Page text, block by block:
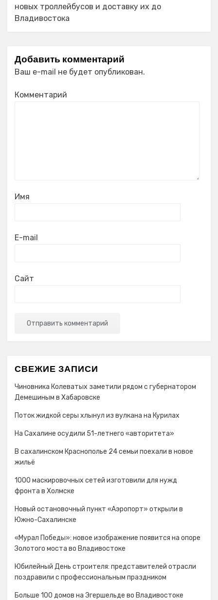
новых троллейбусов и доставку их до
Владивостока
Добавить комментарий
Ваш e-mail не будет опубликован.
Комментарий
Имя
E-mail
Сайт
СВЕЖИЕ ЗАПИСИ
Чиновника Колеватых заметили рядом с губернатором
Демешиным в Хабаровске
Поток жидкой серы хлынул из вулкана на Курилах
На Сахалине осудили 51-летнего «авторитета»
В сахалинском Краснополье 24 семьи поехали в новое
жильё
1000 маскировочных сетей изготовили для нужд
фронта в Холмске
Новый остановочный пункт «Аэропорт» открыли в
Южно-Сахалинске
«Мурал Победы»: новое изображение появится на опоре
Золотого моста во Владивостоке
Юбилейный День строителя: представителей отрасли
поздравили с профессиональным праздником
Больше 100 домов на Эгершельде во Владивостоке